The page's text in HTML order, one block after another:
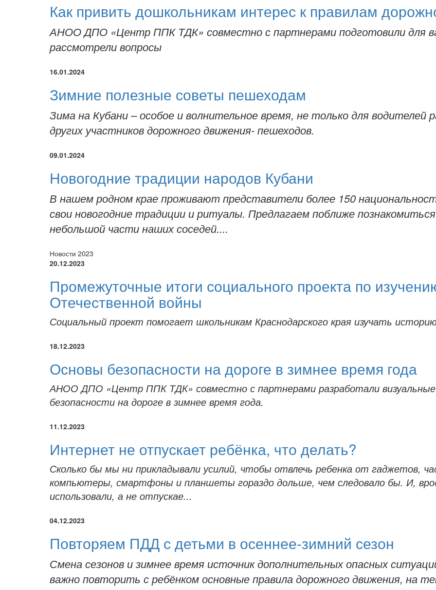
Как привить дошкольникам интерес к правилам
АНОО ДПО «Центр ППК ТДК» совместно с партнерами подготовили для
рассмотрели вопросы
16.01.2024
Зимние полезные советы пешеходам
Зима на Кубани – особое и волнительное время, не только для водителей
других участников дорожного движения- пешеходов.
09.01.2024
Новогодние традиции народов Кубани
В нашем родном крае проживают представители более 150
свои новогодние традиции и ритуалы. Предлагаем поближе
небольшой части наших соседей....
Новости 2023
20.12.2023
Промежуточные итоги социального проекта по
Отечественной войны
Социальный проект помогает школьникам Краснодарского края изучать
18.12.2023
Основы безопасности на дороге в зимнее время года
АНОО ДПО «Центр ППК ТДК» совместно с партнерами разработали визуальные
безопасности на дороге в зимнее время года.
11.12.2023
Интернет не отпускает ребёнка, что делать?
Сколько бы мы ни прикладывали усилий, чтобы отвлечь ребенка от гаджетов,
компьютеры, смартфоны и планшеты гораздо дольше, чем следовало бы. И,
использовали, а не отпускае...
04.12.2023
Повторяем ПДД с детьми в осеннее-зимний сезон
Смена сезонов и зимнее время источник дополнительных опасных
важно повторить с ребёнком основные правила дорожного движения, на